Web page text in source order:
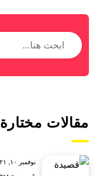
مقالات مختارة
نوفمبر ١٠, ٢٠٢١